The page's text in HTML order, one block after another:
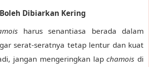
Dibiarkan Kering
harus senantiasa berada dalam
serat-seratnya tetap lentur dan kuat
jangan mengeringkan lapchamois di